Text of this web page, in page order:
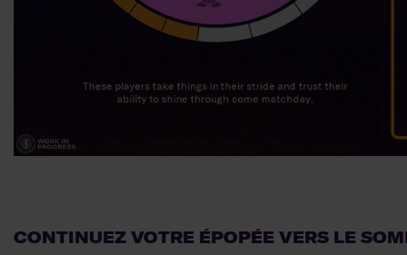
CONTINUEZ VOTRE ÉPOPÉE VERS LE